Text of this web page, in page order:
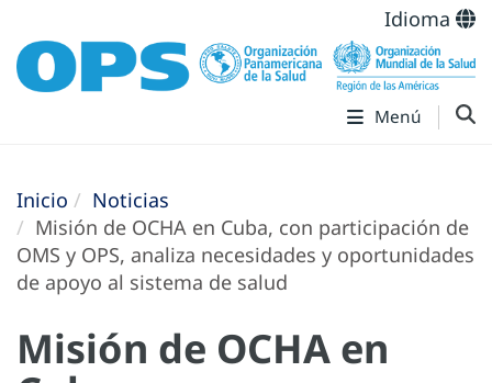
Idioma
Menú
Inicio
Noticias
Misión de OCHA en Cuba, con participación de
OMS y OPS, analiza necesidades y oportunidades
de apoyo al sistema de salud
Misión de OCHA en